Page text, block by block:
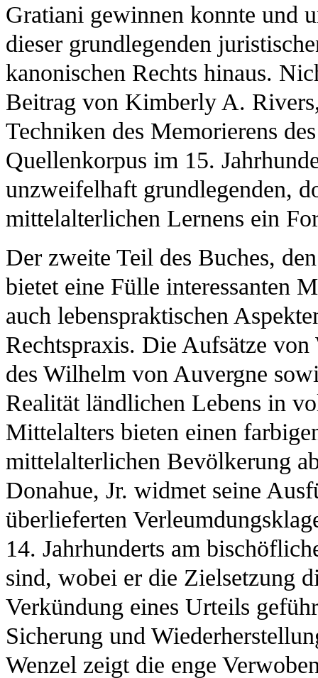
Gratiani gewinnen konnte und
dieser grundlegenden
kanonischen Rechts hinaus.
Beitrag von Kimberly A.
Techniken des Memorierens
Quellenkorpus im 15.
unzweifelhaft grundlegenden,
mittelalterlichen Lernens ein
Der zweite Teil des Buches,
bietet eine Fülle interessanten
auch lebenspraktischen
Rechtspraxis. Die Aufsätze
des Wilhelm von Auvergne
Realität ländlichen Lebens in
Mittelalters bieten einen
mittelalterlichen Bevölkerung
Donahue, Jr. widmet seine
überlieferten
14. Jahrhunderts am
sind, wobei er die Zielsetzung
Verkündung eines Urteils
Sicherung und
Wenzel zeigt die enge